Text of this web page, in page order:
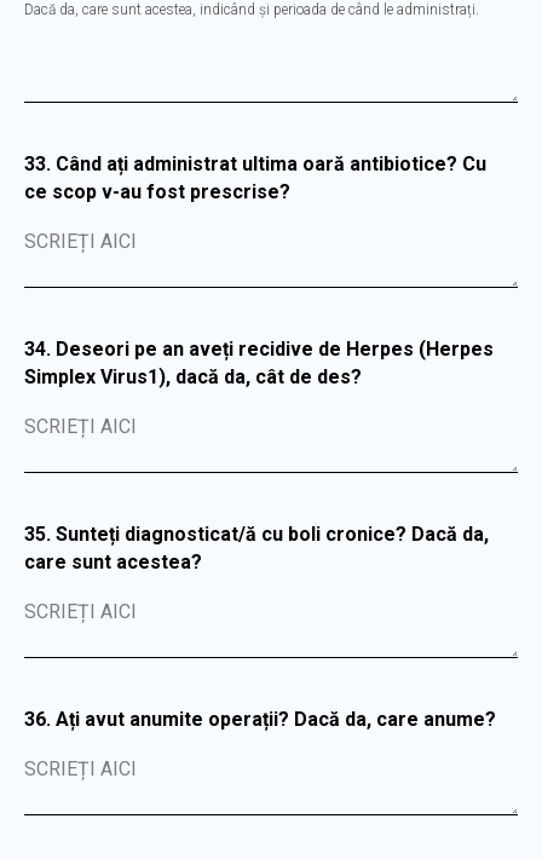
Dacă da, care sunt acestea, indicând și perioada de când le administrați.
33. Când ați administrat ultima oară antibiotice? Cu
ce scop v-au fost prescrise?
SCRIEȚI AICI
34. Deseori pe an aveți recidive de Herpes (Herpes
Simplex Virus1), dacă da, cât de des?
SCRIEȚI AICI
35. Sunteți diagnosticat/ă cu boli cronice? Dacă da,
care sunt acestea?
SCRIEȚI AICI
36. Ați avut anumite operații? Dacă da, care anume?
SCRIEȚI AICI